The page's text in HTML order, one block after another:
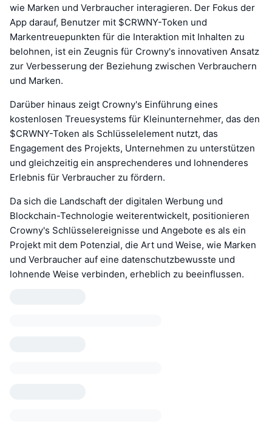
wie Marken und Verbraucher interagieren. Der Fokus der
App darauf, Benutzer mit $CRWNY-Token und
Markentreuepunkten für die Interaktion mit Inhalten zu
belohnen, ist ein Zeugnis für Crowny's innovativen Ansatz
zur Verbesserung der Beziehung zwischen Verbrauchern
und Marken.
Darüber hinaus zeigt Crowny's Einführung eines
kostenlosen Treuesystems für Kleinunternehmer, das den
$CRWNY-Token als Schlüsselelement nutzt, das
Engagement des Projekts, Unternehmen zu unterstützen
und gleichzeitig ein ansprechenderes und lohnenderes
Erlebnis für Verbraucher zu fördern.
Da sich die Landschaft der digitalen Werbung und
Blockchain-Technologie weiterentwickelt, positionieren
Crowny's Schlüsselereignisse und Angebote es als ein
Projekt mit dem Potenzial, die Art und Weise, wie Marken
und Verbraucher auf eine datenschutzbewusste und
lohnende Weise verbinden, erheblich zu beeinflussen.